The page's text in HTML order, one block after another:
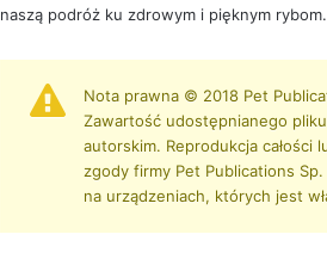
naszą podróż ku zdrowym i pięknym rybom.
Nota prawna © 2018 Pet
Zawartość udostępnianego
autorskim. Reprodukcja
zgody firmy Pet Publications
na urządzeniach, których jest